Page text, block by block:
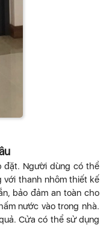
đặt. Người dùng có thể
với thanh nhôm thiết kế
bảo đảm an toàn cho
nước vào trong nhà.
Cửa có thể sử dụng